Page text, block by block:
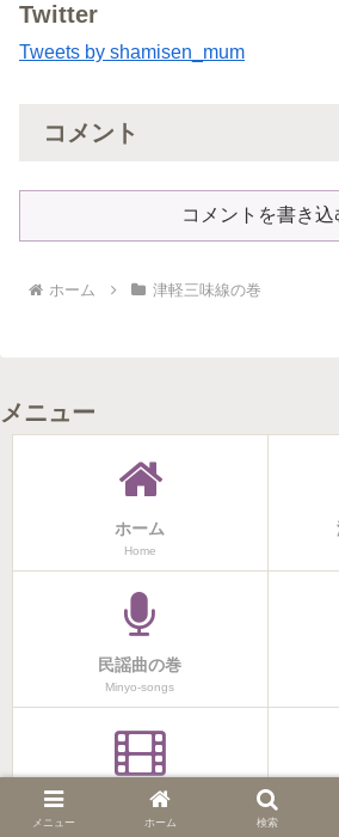
Twitter
Tweets by shamisen_mum
コメント
コメントを書き込
ホーム 津軽三味線の巻
メニュー
ホーム
Home
民謡曲の巻
Minyo-songs
昭和の思い出の巻
Memory of childhood
メニュー ホーム 検索